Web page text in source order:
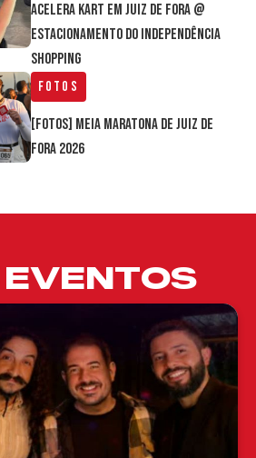
Acelera Kart em Juiz de Fora @
estacionamento do Independência
Shopping
Fotos
[FOTOS] Meia Maratona de Juiz de
Fora 2026
EVENTOS